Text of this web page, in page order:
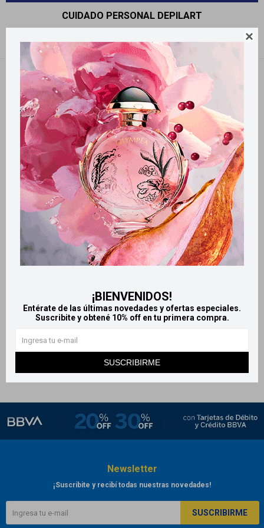

¡BIENVENIDOS!
Entérate de las últimas novedades y ofertas especiales.
Suscribite y obtené 10% off en tu primera compra.
SUSCRIBIRME
CUIDADO PERSONAL DEPILART
Recomendados
Filtrando por: Depilart
LlegaEL LUNES
Llega EL LUNES
$ 269
Newsletter
¡Suscribite y recibí todas nuestras novedades!
SUSCRIBIRME